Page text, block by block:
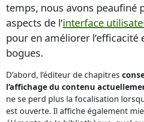
temps, nous avons peaufiné
aspects de l’interface
pour en améliorer l’efficacité
bogues.
D’abord, l’éditeur de chapitres
l’affichage du contenu
ne se perd plus la focalisation
est ouverte. Il affiche également